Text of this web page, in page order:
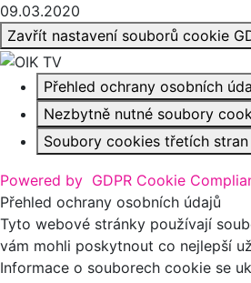
09.03.2020
Zavřít nastavení souborů cookie
Přehled ochrany osobních
Nezbytně nutné soubory
Soubory cookies třetích stran
Powered by GDPR Cookie
Přehled ochrany osobních údajů
Tyto webové stránky používají
vám mohli poskytnout co nejlepší
Informace o souborech cookie se